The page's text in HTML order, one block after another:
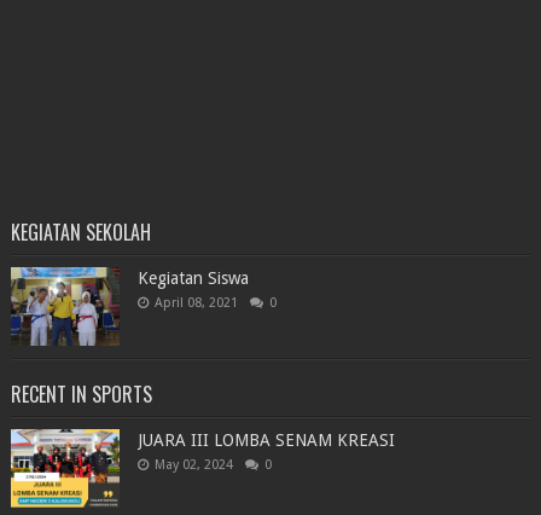
KEGIATAN SEKOLAH
Kegiatan Siswa
April 08, 2021 0
RECENT IN SPORTS
JUARA III LOMBA SENAM KREASI
May 02, 2024 0